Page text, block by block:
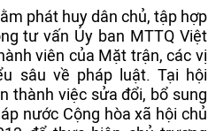
phát huy dân chủ, tập hợp
tư vấn Ủy ban MTTQ Việt
viên của Mặt trận, các vị
sâu về pháp luật. Tại hội
thành việc sửa đổi, bổ sung
nước Cộng hòa xã hội chủ